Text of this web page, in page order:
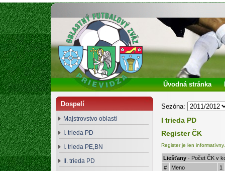
Oblastný futbalový zväz Prievidza
Úvodná stránka
Dospelí
Majstrovstvo oblasti
I. trieda PD
I. trieda PE,BN
II. trieda PD
Sezóna:
I trieda PD
Register ČK
Register je len
Liešťany- Počet ČK v
#
Meno
1